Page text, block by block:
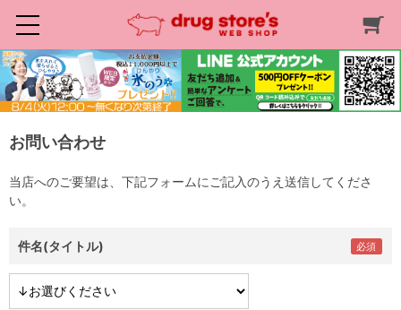
お問い合わせ
当店へのご要望は、下記フォームにご記入のうえ送信してくださ
い。
件名(タイトル)